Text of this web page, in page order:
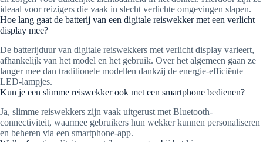
ideaal voor reizigers die vaak in slecht verlichte omgevingen slapen.
Hoe lang gaat de batterij van een digitale reiswekker met een verlicht
display mee?
De batterijduur van digitale reiswekkers met verlicht display varieert,
afhankelijk van het model en het gebruik. Over het algemeen gaan ze
langer mee dan traditionele modellen dankzij de energie-efficiënte
LED-lampjes.
Kun je een slimme reiswekker ook met een smartphone bedienen?
Ja, slimme reiswekkers zijn vaak uitgerust met Bluetooth-
connectiviteit, waarmee gebruikers hun wekker kunnen personaliseren
en beheren via een smartphone-app.